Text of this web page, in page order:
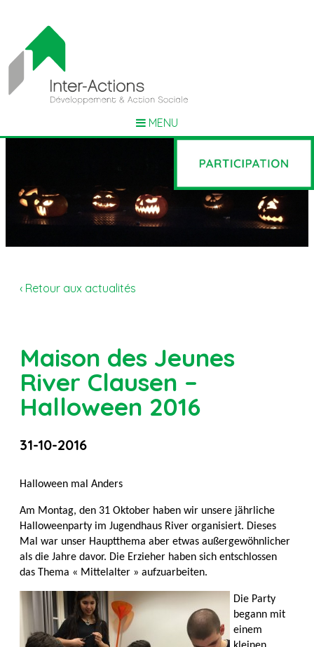
MENU
‹ Retour aux actualités
Maison des Jeunes
River Clausen –
Halloween 2016
31-10-2016
Halloween mal Anders
Am Montag, den 31 Oktober haben wir unsere jährliche
Halloweenparty im Jugendhaus River organisiert. Dieses
Mal war unser Hauptthema aber etwas außergewöhnlicher
als die Jahre davor. Die Erzieher haben sich entschlossen
das Thema « Mittelalter » aufzuarbeiten.
Die Party
begann mit
einem